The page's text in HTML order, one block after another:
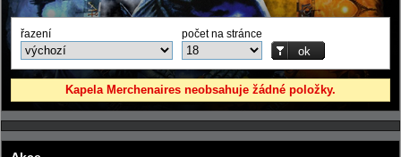
řazení počet na stránce
Kapela Merchenaires neobsahuje žádné položky.